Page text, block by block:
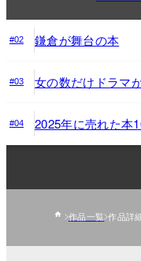
#02 鎌倉が舞台の本
#03 女の数だけドラマ
#04 2025年に売れた本
作品一覧 作品詳